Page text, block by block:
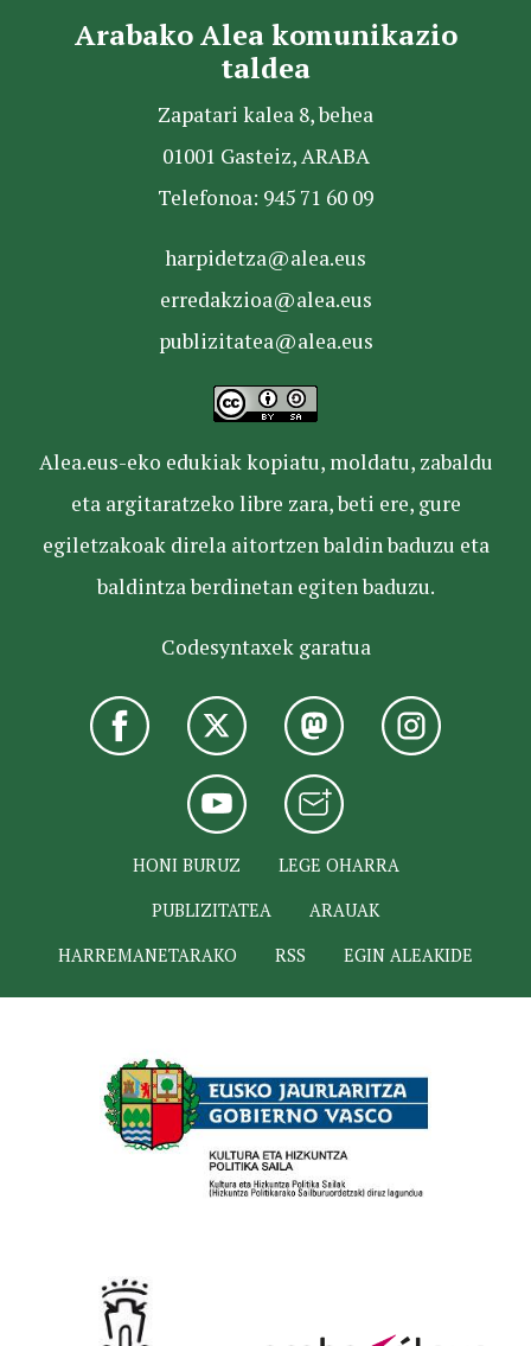
Arabako Alea komunikazio
taldea
Zapatari kalea 8, behea
01001 Gasteiz, ARABA
Telefonoa: 945 71 60 09
harpidetza@alea.eus
erredakzioa@alea.eus
publizitatea@alea.eus
Alea.eus-eko edukiak kopiatu, moldatu, zabaldu
eta argitaratzeko libre zara, beti ere, gure
egiletzakoak direla aitortzen baldin baduzu eta
baldintza berdinetan egiten baduzu.
Codesyntaxek garatua
HONI BURUZ
LEGE OHARRA
PUBLIZITATEA
ARAUAK
HARREMANETARAKO
RSS EGIN ALEAKIDE